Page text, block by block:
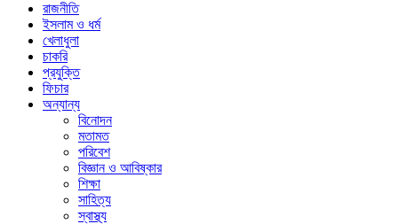
রাজনীতি
ইসলাম ও ধর্ম
খেলাধুলা
চাকরি
প্রযুক্তি
ফিচার
অন্যান্য
বিনোদন
মতামত
পরিবেশ
বিজ্ঞান ও আবিষ্কার
শিক্ষা
সাহিত্য
স্বাস্থ্য